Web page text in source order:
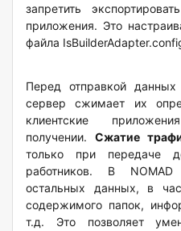
запретить
приложения. Это
файла
Перед отправкой
сервер сжимает их
клиентские
получении. Сжатие
только при передаче
работников. В
остальных данных, в
содержимого папок,
т.д. Это позволяет